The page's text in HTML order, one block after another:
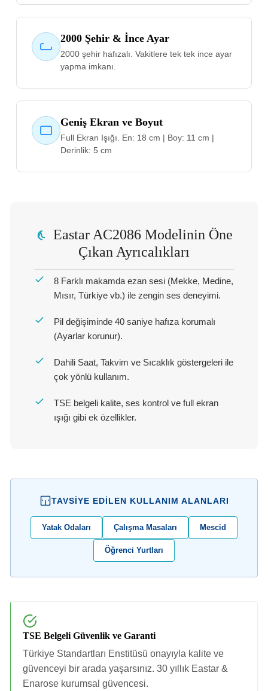
2000 Şehir & İnce Ayar
2000 şehir hafızalı. Vakitlere tek tek ince ayar
yapma imkanı.
Geniş Ekran ve Boyut
Full Ekran Işığı. En: 18 cm | Boy: 11 cm |
Derinlik: 5 cm
Eastar AC2086 Modelinin Öne
Çıkan Ayrıcalıkları
8 Farklı makamda ezan sesi (Mekke, Medine,
Mısır, Türkiye vb.) ile zengin ses deneyimi.
Pil değişiminde 40 saniye hafıza korumalı
(Ayarlar korunur).
Dahili Saat, Takvim ve Sıcaklık göstergeleri ile
çok yönlü kullanım.
TSE belgeli kalite, ses kontrol ve full ekran
ışığı gibi ek özellikler.
TAVSIYE EDILEN KULLANIM ALANLARI
Yatak Odaları Çalışma Masaları Mescid
Öğrenci Yurtları
TSE Belgeli Güvenlik ve Garanti
Türkiye Standartları Enstitüsü onayıyla kalite ve
güvenceyi bir arada yaşarsınız. 30 yıllık Eastar &
Enarose kurumsal güvencesi.